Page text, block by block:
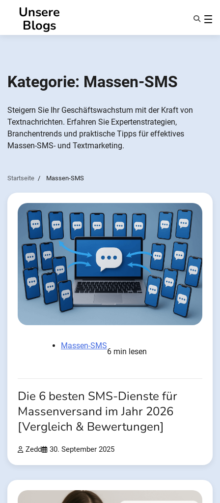
springen
Unsere
Blogs
Benachrichtigen Sie Partner
Kategorie: Massen-SMS
Steigern Sie Ihr Geschäftswachstum mit der Kraft von
Textnachrichten. Erfahren Sie Expertenstrategien,
Branchentrends und praktische Tipps für effektives
Massen-SMS- und Textmarketing.
Startseite Massen-SMS
Massen-SMS
6 min lesen
Die 6 besten SMS-Dienste für
Massenversand im Jahr 2026
[Vergleich & Bewertungen]
Zedd 30. September 2025